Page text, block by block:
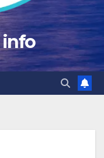
info